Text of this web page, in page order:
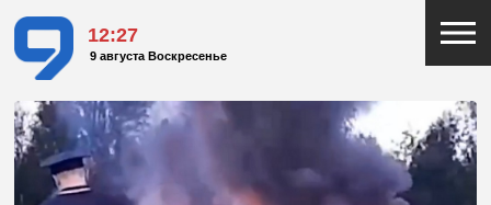
12:27
9 августа Воскресенье